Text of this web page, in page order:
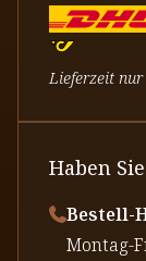
Lieferzeit
Haben
Bestell-
⁠Montag-